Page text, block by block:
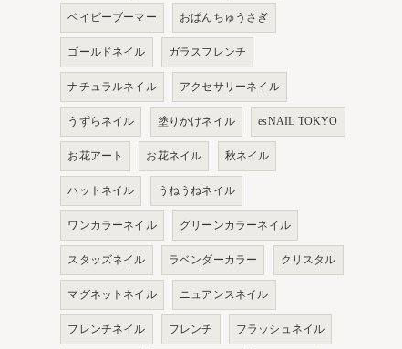
ベイビーブーマー おぱんちゅうさぎ
ゴールドネイル ガラスフレンチ
ナチュラルネイル アクセサリーネイル
うずらネイル 塗りかけネイル esNAIL TOKYO
お花アート お花ネイル 秋ネイル
ハットネイル うねうねネイル
ワンカラーネイル グリーンカラーネイル
スタッズネイル ラベンダーカラー クリスタル
マグネットネイル ニュアンスネイル
フレンチネイル フレンチ フラッシュネイル